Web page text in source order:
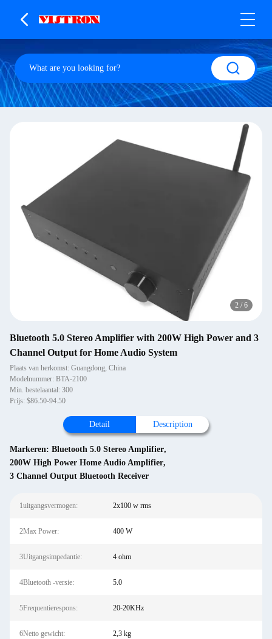
2 / 6
Bluetooth 5.0 Stereo Amplifier with 200W High Power and 3
Channel Output for Home Audio System
Plaats van herkomst: Guangdong, China
Modelnummer: BTA-2100
Min. bestelaantal: 300
Prijs: $86.50-94.50
Detail Description
Markeren: Bluetooth 5.0 Stereo Amplifier,
200W High Power Home Audio Amplifier,
3 Channel Output Bluetooth Receiver
1uitgangsvermogen: 2x100 w rms
2Max Power: 400 W
3Uitgangsimpedantie: 4 ohm
4Bluetooth -versie: 5.0
5Frequentierespons: 20-20KHz
6Netto gewicht: 2,3 kg